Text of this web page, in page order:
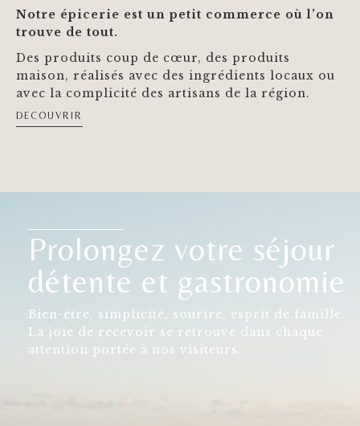
Notre épicerie est un petit commerce où l’on
trouve de tout.
Des produits coup de cœur, des produits
maison, réalisés avec des ingrédients locaux ou
avec la complicité des artisans de la région.
DECOUVRIR
Prolongez votre séjour
détente et gastronomie
Bien-être, simplicité, sourire, esprit de famille.
La joie de recevoir se retrouve dans chaque
attention portée à nos visiteurs.